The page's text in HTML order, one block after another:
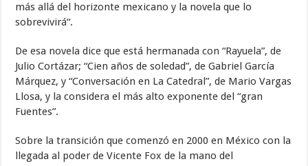
más allá del horizonte mexicano y la novela que lo
sobrevivirá“.
De esa novela dice que está hermanada con “Rayuela”, de
Julio Cortázar; “Cien años de soledad”, de Gabriel García
Márquez, y “Conversación en La Catedral”, de Mario Vargas
Llosa, y la considera el más alto exponente del “gran
Fuentes”.
Sobre la transición que comenzó en 2000 en México con la
llegada al poder de Vicente Fox de la mano del